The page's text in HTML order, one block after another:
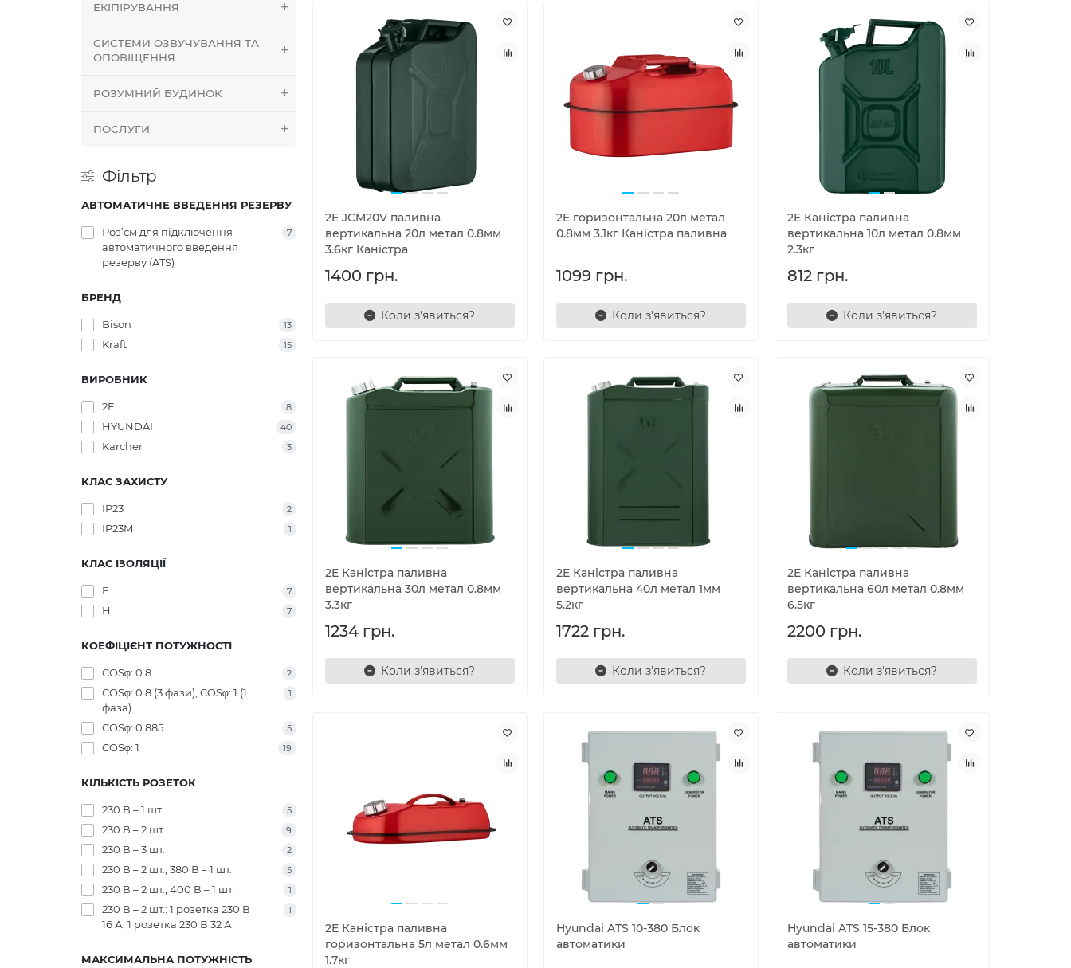
ЕКІПІРУВАННЯ
СИСТЕМИ ОЗВУЧУВАННЯ ТА
ОПОВІЩЕННЯ
РОЗУМНИЙ БУДИНОК
ПОСЛУГИ
Фільтр
АВТОМАТИЧНЕ ВВЕДЕННЯ РЕЗЕРВУ
Роз’єм для підключення
автоматичного введення
резерву (ATS)
7
БРЕНД
Bison 13
Kraft 15
ВИРОБНИК
2E 8
HYUNDAI 40
Karcher 3
КЛАС ЗАХИСТУ
IP23 2
IP23M 1
КЛАС ІЗОЛЯЦІЇ
F 7
H 7
КОЕФІЦІЄНТ ПОТУЖНОСТІ
COSφ: 0.8 2
COSφ: 0.8 (3 фази), COSφ: 1 (1
фаза)
1
COSφ: 0.885 5
COSφ: 1 19
КІЛЬКІСТЬ РОЗЕТОК
230 В – 1 шт. 5
230 В – 2 шт. 9
230 В – 3 шт. 2
230 В – 2 шт., 380 В – 1 шт. 5
230 В – 2 шт., 400 В – 1 шт. 1
230 В – 2 шт.: 1 розетка 230 В
16 А, 1 розетка 230 В 32 А
1
МАКСИМАЛЬНА ПОТУЖНІСТЬ
2E JCM20V паливна
вертикальна 20л метал 0.8мм
3.6кг Каністра
1400 грн.
Коли з'явиться?
2E горизонтальна 20л метал
0.8мм 3.1кг Каністра паливна
1099 грн.
Коли з'явиться?
2E Каністра паливна
вертикальна 10л метал 0.8мм
2.3кг
812 грн.
Коли з'явиться?
2E Каністра паливна
вертикальна 30л метал 0.8мм
3.3кг
1234 грн.
Коли з'явиться?
2E Каністра паливна
вертикальна 40л метал 1мм
5.2кг
1722 грн.
Коли з'явиться?
2E Каністра паливна
вертикальна 60л метал 0.8мм
6.5кг
2200 грн.
Коли з'явиться?
2E Каністра паливна
горизонтальна 5л метал 0.6мм
1.7кг
Hyundai ATS 10-380 Блок
автоматики
Hyundai ATS 15-380 Блок
автоматики